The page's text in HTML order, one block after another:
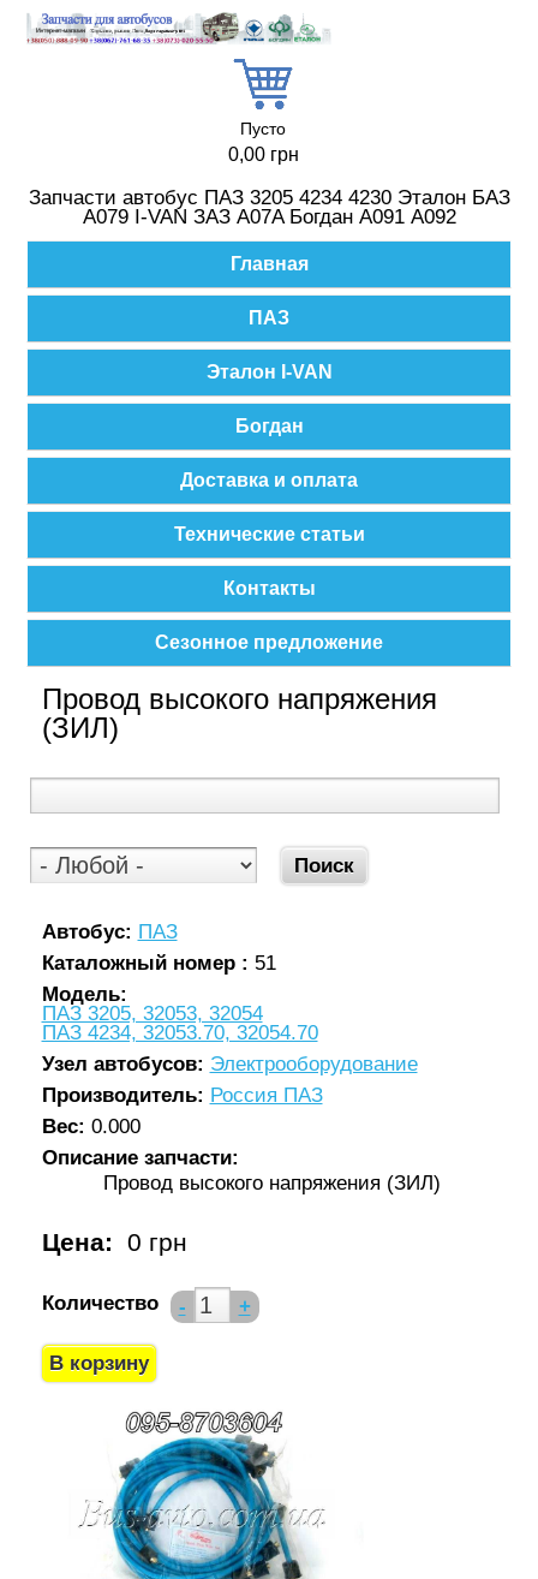
Пусто
0,00 грн
Запчасти автобус ПАЗ 3205 4234 4230 Эталон БАЗ
А079 I-VAN ЗАЗ A07A Богдан А091 А092
Главная
ПАЗ
Эталон I-VAN
Богдан
Доставка и оплата
Технические статьи
Контакты
Сезонное предложение
Провод высокого напряжения
(ЗИЛ)
Автобус: ПАЗ
Каталожный номер : 51
Модель:
ПАЗ 3205, 32053, 32054
ПАЗ 4234, 32053.70, 32054.70
Узел автобусов: Электрооборудование
Производитель: Россия ПАЗ
Вес: 0.000
Описание запчасти:
Провод высокого напряжения (ЗИЛ)
Цена: 0 грн
Количество - +